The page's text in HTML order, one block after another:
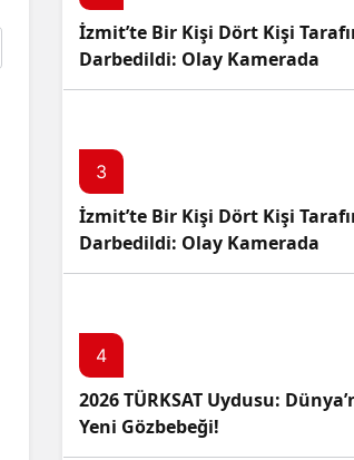
İzmit’te Bir Kişi Dört Kişi
Darbedildi: Olay Kamerada
3
İzmit’te Bir Kişi Dört Kişi
Darbedildi: Olay Kamerada
4
2026 TÜRKSAT Uydusu:
Yeni Gözbebeği!